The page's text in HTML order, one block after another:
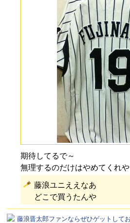
期待してるで～
無理するのだけはやめてくれや
藤浪ユニええなあ
どこで買うたんや